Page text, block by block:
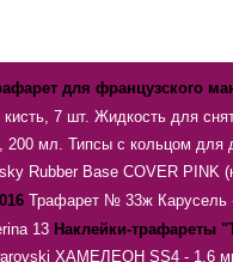
для французского
7 шт. Жидкость для
200 мл. Типсы с кольцом для
Rubber Base COVER
Трафарет № 33ж Карусель
13 Наклейки-трафареты
ХАМЕЛЕОН SS4 - 1,6